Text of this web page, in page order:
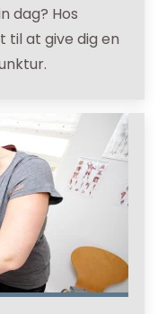
dag? Hos
til at give dig en